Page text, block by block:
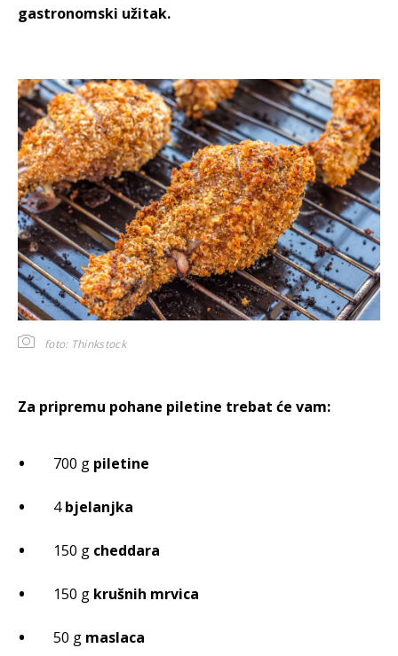
gastronomski užitak.
foto: Thinkstock
Za pripremu pohane piletine trebat će vam:
700 g piletine
4bjelanjka
150 g cheddara
150 g krušnih mrvica
50 g maslaca